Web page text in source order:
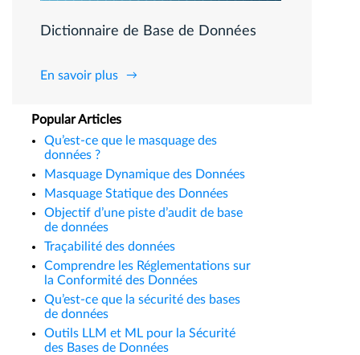
Dictionnaire de Base de Données
En savoir plus
Popular Articles
Qu’est-ce que le masquage des
données ?
Masquage Dynamique des Données
Masquage Statique des Données
Objectif d’une piste d’audit de base
de données
Traçabilité des données
Comprendre les Réglementations sur
la Conformité des Données
Qu’est-ce que la sécurité des bases
de données
Outils LLM et ML pour la Sécurité
des Bases de Données